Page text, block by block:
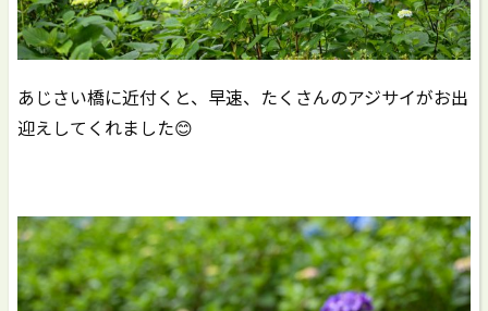
あじさい橋に近付くと、早速、たくさんのアジサイがお出
迎えしてくれました😊